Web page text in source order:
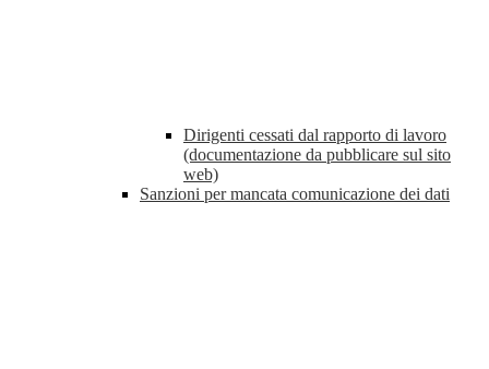
Dirigenti cessati dal rapporto di lavoro
(documentazione da pubblicare sul sito
web)
Sanzioni per mancata comunicazione dei dati